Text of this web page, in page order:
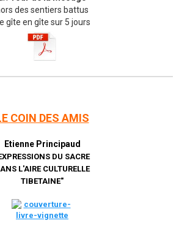
des sentiers battus
gîte en gîte sur 5 jours
COIN DES AMIS
Etienne Principaud
DU SACRE
L'AIRE CULTURELLE
TIBETAINE"